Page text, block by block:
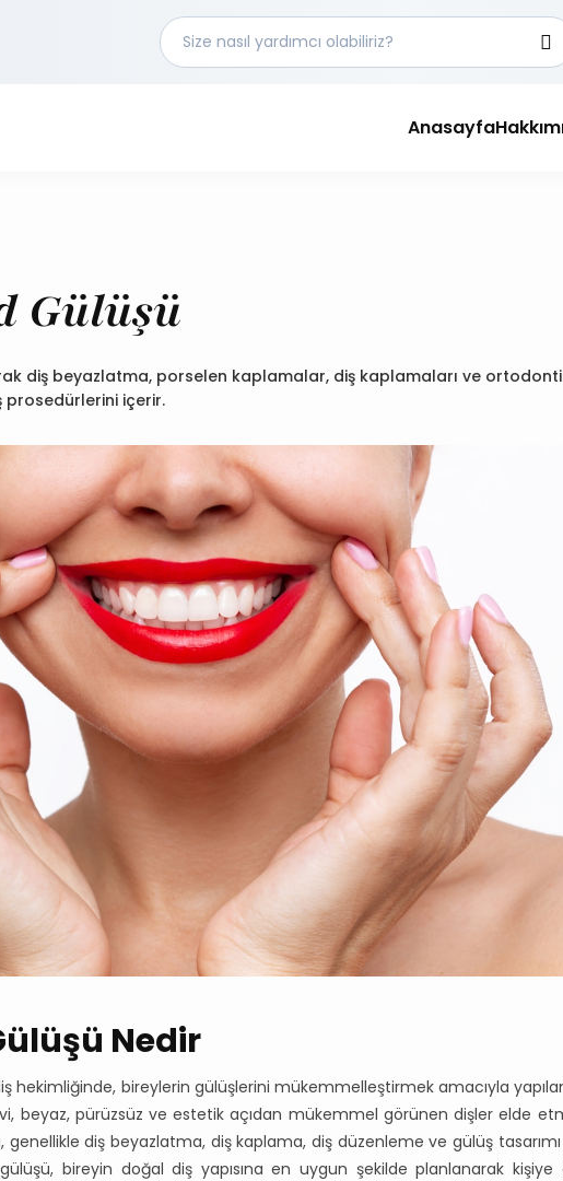
Anasayfa
Gülüşü
diş beyazlatma, porselen kaplamalar, diş kaplamaları ve
içerir.
Nedir
hekimliğinde, bireylerin gülüşlerini mükemmelleştirmek amacıyla
beyaz, pürüzsüz ve estetik açıdan mükemmel görünen dişler elde
genellikle diş beyazlatma, diş kaplama, diş düzenleme ve gülüş
bireyin doğal diş yapısına en uygun şekilde planlanarak kişiye